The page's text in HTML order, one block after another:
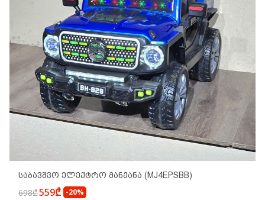
Საბავშვო Ელექტრო Მანქანა (MJ4EPSBB)
698₾559₾ -20%